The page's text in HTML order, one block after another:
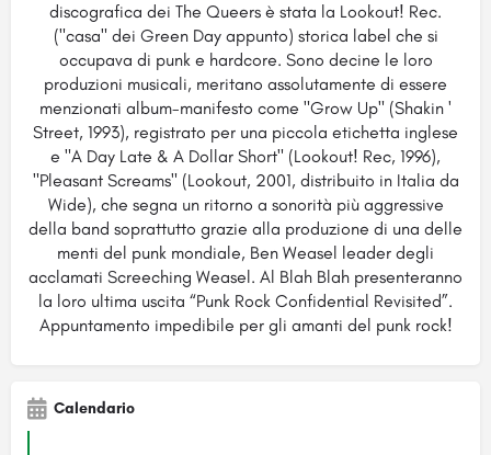
discografica dei The Queers è stata la Lookout! Rec.
("casa" dei Green Day appunto) storica label che si
occupava di punk e hardcore. Sono decine le loro
produzioni musicali, meritano assolutamente di essere
menzionati album-manifesto come "Grow Up" (Shakin '
Street, 1993), registrato per una piccola etichetta inglese
e "A Day Late & A Dollar Short" (Lookout! Rec, 1996),
"Pleasant Screams" (Lookout, 2001, distribuito in Italia da
Wide), che segna un ritorno a sonorità più aggressive
della band soprattutto grazie alla produzione di una delle
menti del punk mondiale, Ben Weasel leader degli
acclamati Screeching Weasel. Al Blah Blah presenteranno
la loro ultima uscita “Punk Rock Confidential Revisited”.
Appuntamento impedibile per gli amanti del punk rock!
Calendario